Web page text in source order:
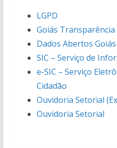
LGPD
Goiás Transparência
Dados Abertos Goiás
SIC – Serviço de
e-SIC – Serviço
Cidadão
Ouvidoria Setorial
Ouvidoria Setorial